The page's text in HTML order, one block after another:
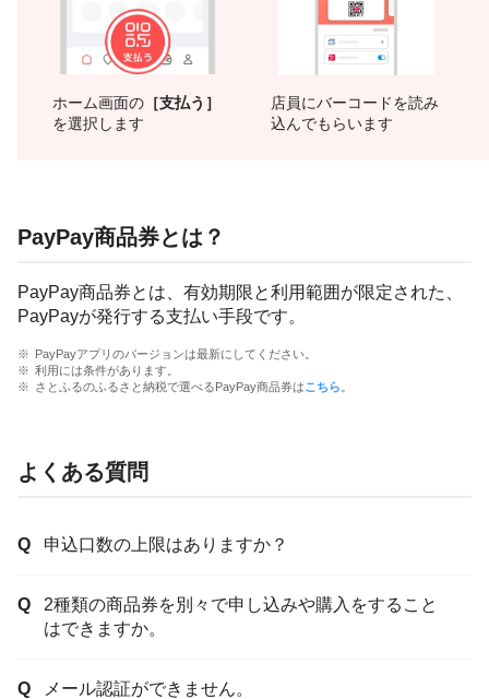
ホーム画面の ［支払う］
を選択します
店員にバーコードを読み
込んでもらいます
PayPay商品券とは？
PayPay商品券とは、有効期限と利用範囲が限定された、
PayPayが発行する支払い手段です。
PayPayアプリのバージョンは最新にしてください。
利用には条件があります。
さとふるのふるさと納税で選べるPayPay商品券はこちら
よくある質問
申込口数の上限はありますか？
2種類の商品券を別々で申し込みや購入をすること
はできますか。
メール認証ができません。